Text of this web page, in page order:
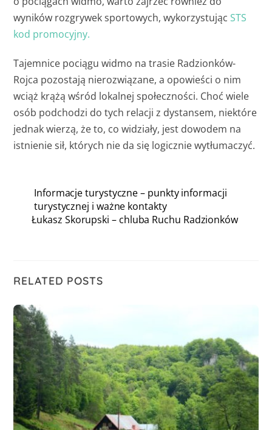
wyników rozgrywek sportowych, wykorzystującSTS
kod promocyjny.
Tajemnice pociągu widmo na trasie Radzionków-
Rojca pozostają nierozwiązane, a opowieści o nim
wciąż krążą wśród lokalnej społeczności. Choć wiele
osób podchodzi do tych relacji z dystansem, niektóre
jednak wierzą, że to, co widziały, jest dowodem na
istnienie sił, których nie da się logicznie wytłumaczyć.
Informacje turystyczne – punkty informacji
turystycznej i ważne kontakty
Łukasz Skorupski – chluba Ruchu Radzionków
RELATED POSTS